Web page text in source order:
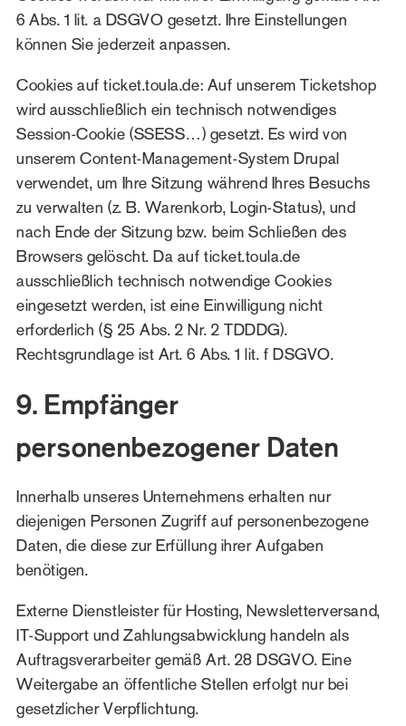
6 Abs. 1 lit. a DSGVO gesetzt. Ihre Einstellungen
können Sie jederzeit anpassen.
Cookies auf ticket.toula.de: Auf unserem Ticketshop
wird ausschließlich ein technisch notwendiges
Session-Cookie (SSESS…) gesetzt. Es wird von
unserem Content-Management-System Drupal
verwendet, um Ihre Sitzung während Ihres Besuchs
zu verwalten (z. B. Warenkorb, Login-Status), und
nach Ende der Sitzung bzw. beim Schließen des
Browsers gelöscht. Da auf ticket.toula.de
ausschließlich technisch notwendige Cookies
eingesetzt werden, ist eine Einwilligung nicht
erforderlich (§ 25 Abs. 2 Nr. 2 TDDDG).
Rechtsgrundlage ist Art. 6 Abs. 1 lit. f DSGVO.
9. Empfänger
personenbezogener Daten
Innerhalb unseres Unternehmens erhalten nur
diejenigen Personen Zugriff auf personenbezogene
Daten, die diese zur Erfüllung ihrer Aufgaben
benötigen.
Externe Dienstleister für Hosting, Newsletterversand,
IT-Support und Zahlungsabwicklung handeln als
Auftragsverarbeiter gemäß Art. 28 DSGVO. Eine
Weitergabe an öffentliche Stellen erfolgt nur bei
gesetzlicher Verpflichtung.